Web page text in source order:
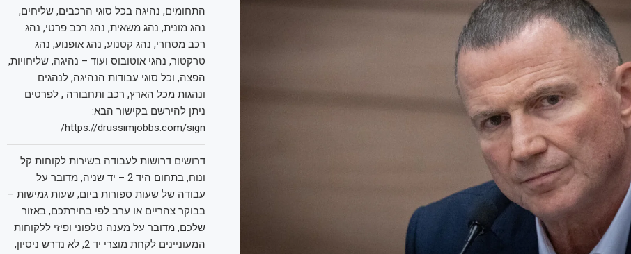
התחומים, נהיגה בכל סוגי הרכבים, שליחים,
נהג מונית, נהג משאית, נהג רכב פרטי, נהג
רכב מסחרי, נהג קטנוע, נהג אופנוע, נהג
טרקטור, נהגי אוטובוס ועוד – נהיגה, שליחויות,
הפצה, וכל סוגי עבודות הנהיגה, לנהגים
ונהגות מכל הארץ, רכב ותחבורה , לפרטים
ניתן להירשם בקישור הבא:
https://drussimjobbs.com/sign/
דרושים דרושות לעבודה בשירות לקוחות קל
ונוח, בתחום היד 2 – יד שניה, מדובר על
עבודה של שעות ספורות ביום, שעות גמישות –
בבוקר צהריים או ערב לפי בחירתכם, באזור
שלכם, מדובר על מענה טלפוני ופיזי ללקוחות
המעוניינים לקחת מוצרי יד 2, לא נדרש ניסיון,